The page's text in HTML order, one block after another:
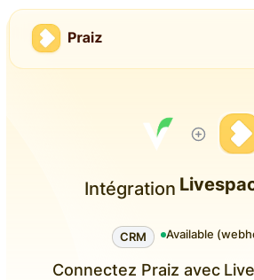
Intégration
CRM Available
Connectez Praiz avec